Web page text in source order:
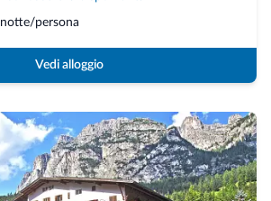
notte/persona
Vedi alloggio